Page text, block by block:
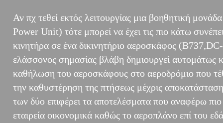
Αν πχ τεθεί εκτός λειτουργίας μια βοηθητική
Power Unit) τότε μπορεί να έχει τις πιο κάτω
κινητήρα σε ένα δικινητήριο αεροσκάφος
ελάσσονος σημασίας βλάβη δημιουργεί
καθήλωση του αεροσκάφους στο αεροδρόμιο που
την καθυστέρηση της πτήσεως μέχρις
των δύο επιφέρει τα αποτελέσματα που αναφέρω
εταιρεία οικονομικά καθώς το αεροπλάνο επί του